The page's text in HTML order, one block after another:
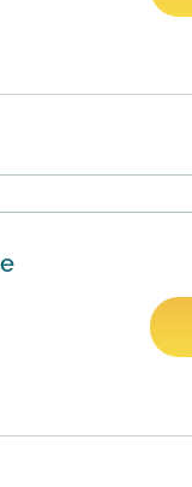
propose en
pour changer